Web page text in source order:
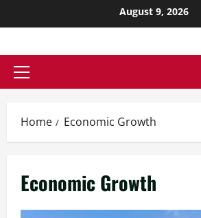
August 9, 2026
Home Economic Growth
Economic Growth